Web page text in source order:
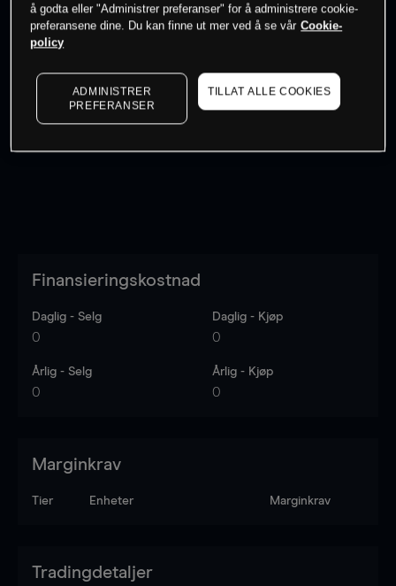
Søk om konto
Kursene er veiledende.Log in
Finansieringskostnad
Daglig - Selg
0
Daglig - Kjøp
0
Årlig - Selg
0
Årlig - Kjøp
0
Marginkrav
Tier Enheter Marginkrav
Tradingdetaljer
å godta eller "Administrer preferanser" for å administrere cookie-
preferansene dine. Du kan finne ut mer ved å se vår Cookie-
policy
ADMINISTRER
PREFERANSER
TILLAT ALLE COOKIES